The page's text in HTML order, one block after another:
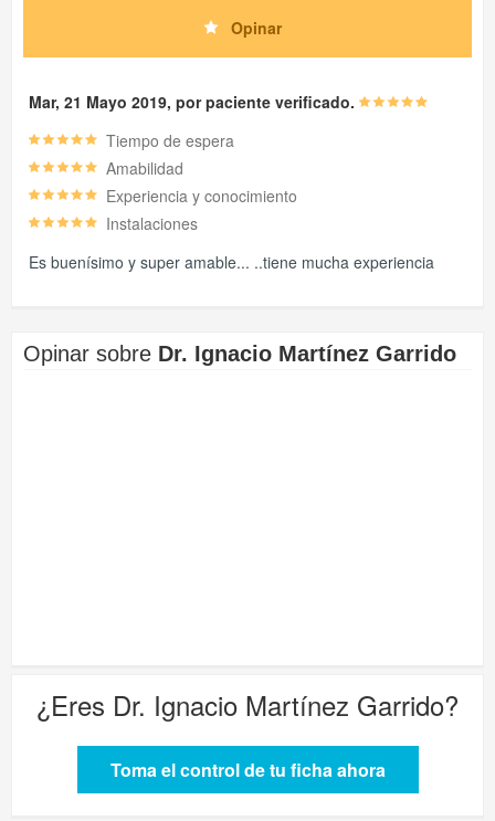
Opinar
Mar, 21 Mayo 2019, por paciente verificado.
Tiempo de espera
Amabilidad
Experiencia y conocimiento
Instalaciones
Es buenísimo y super amable... ..tiene mucha experiencia
Opinar sobre Dr. Ignacio Martínez Garrido
¿Eres Dr. Ignacio Martínez Garrido?
Toma el control de tu ficha ahora